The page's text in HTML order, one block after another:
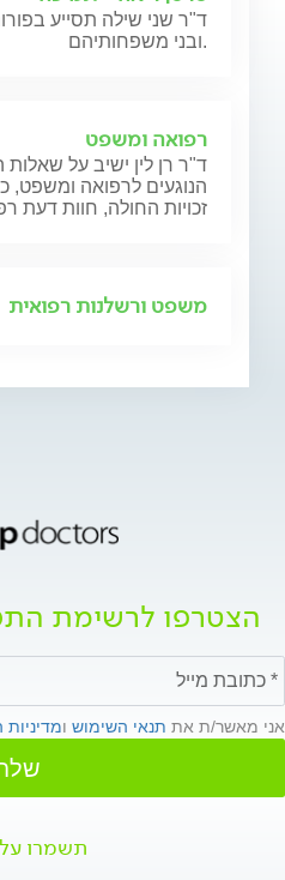
ד"ר שני שילה תסייע
ובני משפחותיהם.
רפואה ומשפט
ד"ר רן לין ישיב על שאלות
הנוגעים לרפואה ומשפט,
זכויות החולה, חוות דעת
משפט ורשלנות רפואית
הצטרפו לרשימת
אני מאשר/ת את תנאי השימוש ו
תשמרו